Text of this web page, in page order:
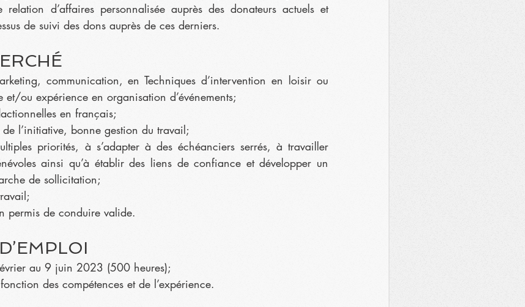
d’affaires personnalisée auprès des donateurs actuels et
de suivi des dons auprès de ces derniers.
communication, en Techniques d’intervention en loisir ou
ou expérience en organisation d’événements;
en français;
l’initiative, bonne gestion du travail;
priorités, à s’adapter à des échéanciers serrés, à travailler
ainsi qu’à établir des liens de confiance et développer un
de sollicitation;
permis de conduire valide.
au 9 juin 2023 (500 heures);
des compétences et de l’expérience.